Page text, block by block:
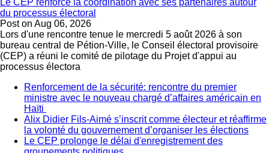
du processus électoral
Post on Aug 06, 2026
Lors d'une rencontre tenue le mercredi 5 août 2026 à son
bureau central de Pétion-Ville, le Conseil électoral provisoire
(CEP) a réuni le comité de pilotage du Projet d'appui au
processus électora
Renforcement de la sécurité: rencontre du premier
ministre avec le nouveau chargé d’affaires américain en
Haïti
Alix Didier Fils-Aimé s’inscrit comme électeur et réaffirme
la volonté du gouvernement d’organiser les élections
Le CEP prolonge le délai d'enregistrement des